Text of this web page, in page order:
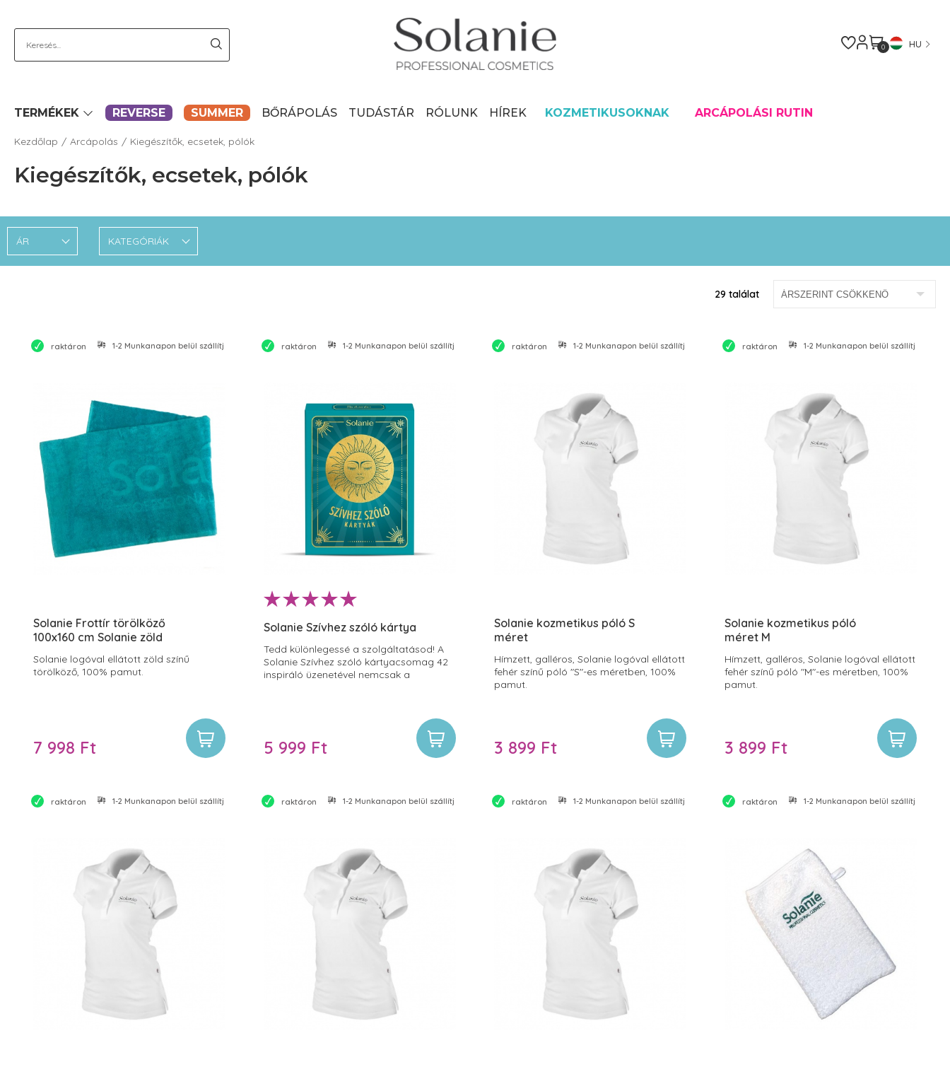
0 HU
TERMÉKEK REVERSE SUMMER BŐRÁPOLÁS TUDÁSTÁR RÓLUNK HÍREK KOZMETIKUSOKNAK ARCÁPOLÁSI RUTIN
Kezdőlap Arcápolás Kiegészítők, ecsetek, pólók
Kiegészítők, ecsetek, pólók
ÁR KATEGÓRIÁK
29 találat
raktáron 1-2 Munkanapon belül szállítjuk
Solanie Frottír törölköző
100x160 cm Solanie zöld
Solanie logóval ellátott zöld színű
törölköző, 100% pamut.
7 998 Ft
raktáron 1-2 Munkanapon belül szállítjuk
Solanie Szívhez szóló kártya
Tedd különlegessé a szolgáltatásod! A
Solanie Szívhez szóló kártyacsomag 42
inspiráló üzenetével nemcsak a
5 999 Ft
raktáron 1-2 Munkanapon belül szállítjuk
Solanie kozmetikus póló S
méret
Hímzett, galléros, Solanie logóval ellátott
fehér színű póló "S"-es méretben, 100%
pamut.
3 899 Ft
raktáron 1-2 Munkanapon belül szállítjuk
Solanie kozmetikus póló
méret M
Hímzett, galléros, Solanie logóval ellátott
fehér színű póló "M"-es méretben, 100%
pamut.
3 899 Ft
raktáron 1-2 Munkanapon belül szállítjuk raktáron 1-2 Munkanapon belül szállítjuk raktáron 1-2 Munkanapon belül szállítjuk raktáron 1-2 Munkanapon belül szállítjuk